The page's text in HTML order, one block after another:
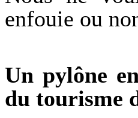
enfouie ou
Un pylône
du tourisme